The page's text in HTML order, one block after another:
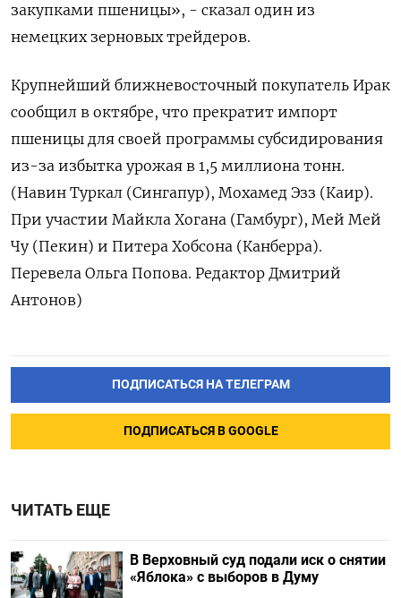
закупками пшеницы», - сказал один из
немецких зерновых трейдеров.
Крупнейший ближневосточный покупатель Ирак
сообщил в октябре, что прекратит импорт
пшеницы для своей программы субсидирования
из-за избытка урожая в 1,5 миллиона тонн.
(Навин Туркал (Сингапур), Мохамед Эзз (Каир).
При участии Майкла Хогана (Гамбург), Мей Мей
Чу (Пекин) и Питера Хобсона (Канберра).
Перевела Ольга Попова. Редактор Дмитрий
Антонов)
ПОДПИСАТЬСЯ НА ТЕЛЕГРАМ
ПОДПИСАТЬСЯ В GOOGLE
ЧИТАТЬ ЕЩЕ
В Верховный суд подали иск о снятии
«Яблока» с выборов в Думу